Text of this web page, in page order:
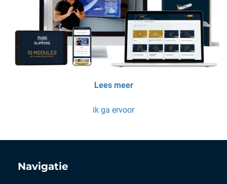
Lees meer
ik ga ervoor
Navigatie